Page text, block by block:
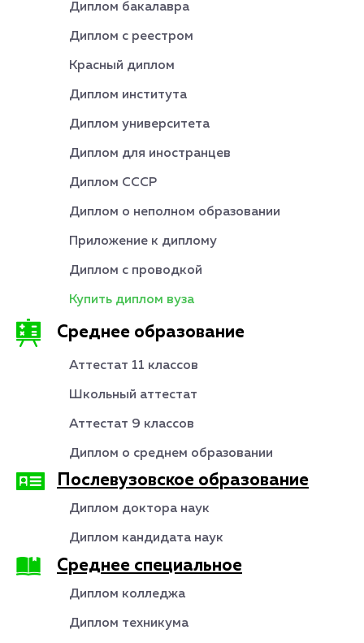
Диплом бакалавра
Диплом с реестром
Красный диплом
Диплом института
Диплом университета
Диплом для иностранцев
Диплом СССР
Диплом о неполном образовании
Приложение к диплому
Диплом с проводкой
Купить диплом вуза
Среднее образование
Аттестат 11 классов
Школьный аттестат
Аттестат 9 классов
Диплом о среднем образовании
Послевузовское образование
Диплом доктора наук
Диплом кандидата наук
Среднее специальное
Диплом колледжа
Диплом техникума